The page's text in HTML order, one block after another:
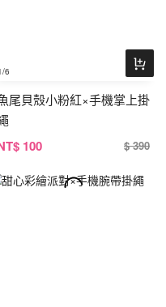
/6
尾貝殼小粉紅×手機掌上掛
$ 100 $ 390